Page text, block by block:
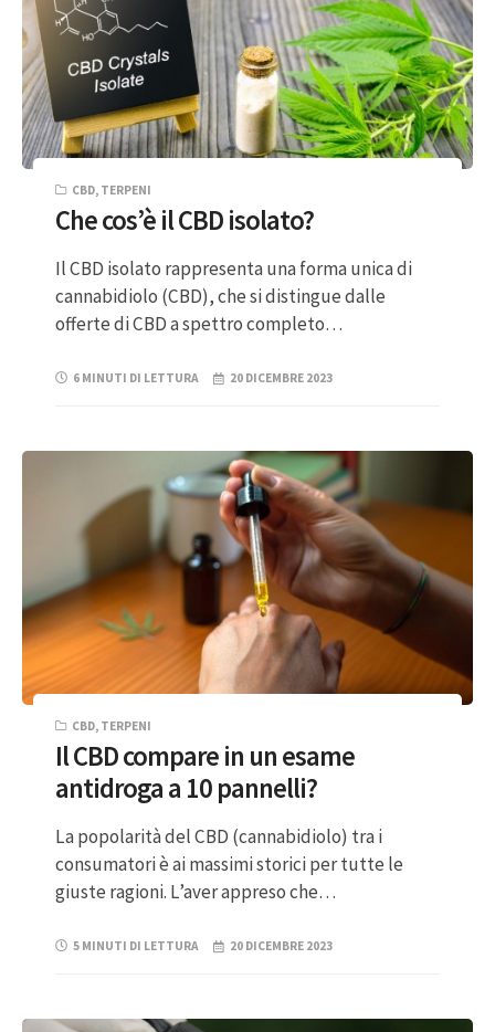
CBD, TERPENI
Che cos’è il CBD isolato?
Il CBD isolato rappresenta una forma unica di
cannabidiolo (CBD), che si distingue dalle
offerte di CBD a spettro completo…
6 MINUTI DI LETTURA 20 DICEMBRE 2023
CBD, TERPENI
Il CBD compare in un esame
antidroga a 10 pannelli?
La popolarità del CBD (cannabidiolo) tra i
consumatori è ai massimi storici per tutte le
giuste ragioni. L’aver appreso che…
5 MINUTI DI LETTURA 20 DICEMBRE 2023